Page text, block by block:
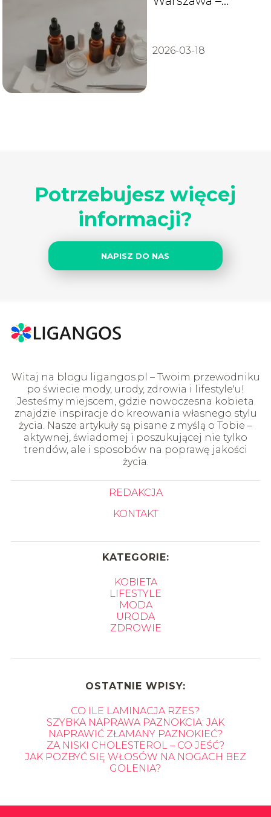
2026-03-18
Potrzebujesz więcej
informacji?
NAPISZ DO NAS
Witaj na blogu ligangos.pl – Twoim przewodniku
po świecie mody, urody, zdrowia i lifestyle'u!
Jesteśmy miejscem, gdzie nowoczesna kobieta
znajdzie inspiracje do kreowania własnego stylu
życia. Nasze artykuły są pisane z myślą o Tobie –
aktywnej, świadomej i poszukującej nie tylko
trendów, ale i sposobów na poprawę jakości
życia.
REDAKCJA
KONTAKT
KATEGORIE:
KOBIETA
LIFESTYLE
MODA
URODA
ZDROWIE
OSTATNIE WPISY:
CO ILE LAMINACJA RZES?
SZYBKA NAPRAWA PAZNOKCIA: JAK
NAPRAWIĆ ZŁAMANY PAZNOKIEĆ?
ZA NISKI CHOLESTEROL – CO JEŚĆ?
JAK POZBYĆ SIĘ WŁOSÓW NA NOGACH BEZ
GOLENIA?